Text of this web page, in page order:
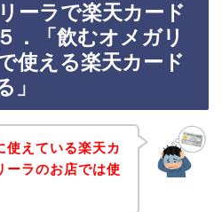
ーラで楽天カード
．「飲むオメガリ
使える楽天カード
」
使えている楽天カ
ーラのお店では使